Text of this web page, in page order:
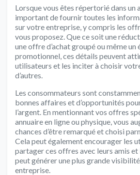
Lorsque vous êtes répertorié dans un
important de fournir toutes les
sur votre entreprise, y compris les
vous proposez. Que ce soit une
une offre d’achat groupé ou même un
promotionnel, ces détails peuvent
utilisateurs et les inciter à choisir
d’autres.
Les consommateurs sont
bonnes affaires et d’opportunités
l’argent. En mentionnant vos offres
annuaire en ligne ou physique, vous
chances d’être remarqué et choisi
Cela peut également encourager les
partager ces offres avec leurs amis et
peut générer une plus grande
entreprise.